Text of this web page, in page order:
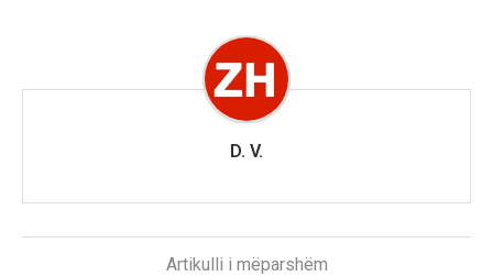
D. V.
Artikulli i mëparshëm